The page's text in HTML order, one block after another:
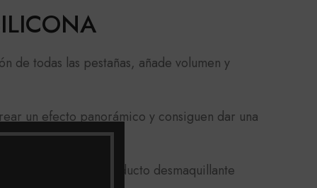
de todas las pestañas, añade volumen y
un efecto panorámico y consiguen dar una
volumen extremo.
con un producto desmaquillante